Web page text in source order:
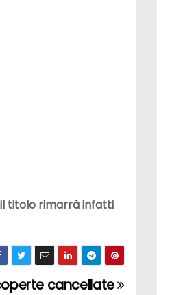
il titolo rimarrà infatti
cancellate